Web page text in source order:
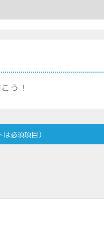
う！
は必須項目）